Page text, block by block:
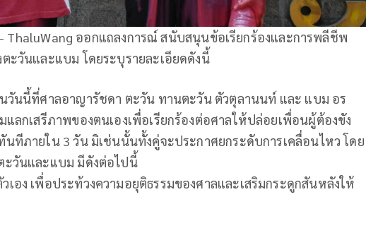
ThaluWang ออกแถลงการณ์ สนับสนุนข้อเรียกร้องและการพลีชีพ
ะวันและแบม โดยระบุรายละเอียดดังนี้
วันนี้ที่ศาลอาญารัชดา ตะวัน ทานตะวัน ตัวตุลานนท์ และ แบม อร
ลกเสรีภาพของตนเองเพื่อเรียกร้องต่อศาลให้ปล่อยเพื่อนผู้ต้องขัง
ทีภายใน 3 วัน มิเช่นนั้นทั้งคู่จะประกาศยกระดับการเคลื่อนไหว โดย
ะวันและแบม มีดังต่อไปนี้
อง เพื่อประท้วงความอยุติธรรมของศาลและเสริมกระดูกสันหลังให้